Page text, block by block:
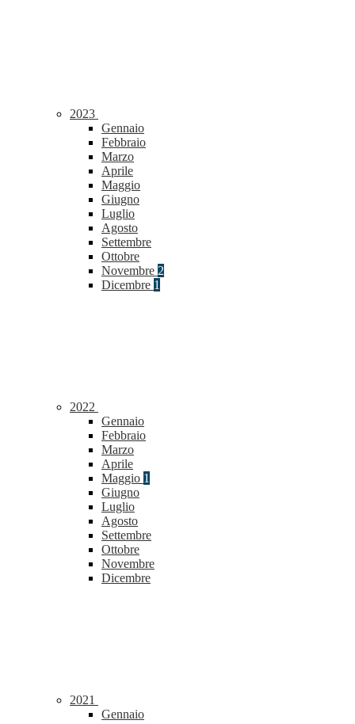
2023
Gennaio
Febbraio
Marzo
Aprile
Maggio
Giugno
Luglio
Agosto
Settembre
Ottobre
Novembre 2
Dicembre 1
2022
Gennaio
Febbraio
Marzo
Aprile
Maggio 1
Giugno
Luglio
Agosto
Settembre
Ottobre
Novembre
Dicembre
2021
Gennaio